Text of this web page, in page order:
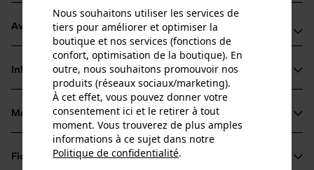
Avantages du produit
Conçu pour une utilisation intensive et professionnelle
Convient à la plupart des coupe-herbes à arbre droit et
d'une cylindrée >/= 25 cm3
Fils prédécoupés faciles à installer
Informations sur le produit
Détails du produit
Type dactivité
Matériau & entretien
Fiches techniques
Nous souhaitons utiliser les services de
tiers pour améliorer et optimiser la
boutique et nos services (fonctions de
confort, optimisation de la boutique). En
outre, nous souhaitons promouvoir nos
produits (réseaux sociaux/marketing).
À cet effet, vous pouvez donner votre
consentement ici et le retirer à tout
moment. Vous trouverez de plus amples
informations à ce sujet dans notre
Politique de confidentialité.
partager